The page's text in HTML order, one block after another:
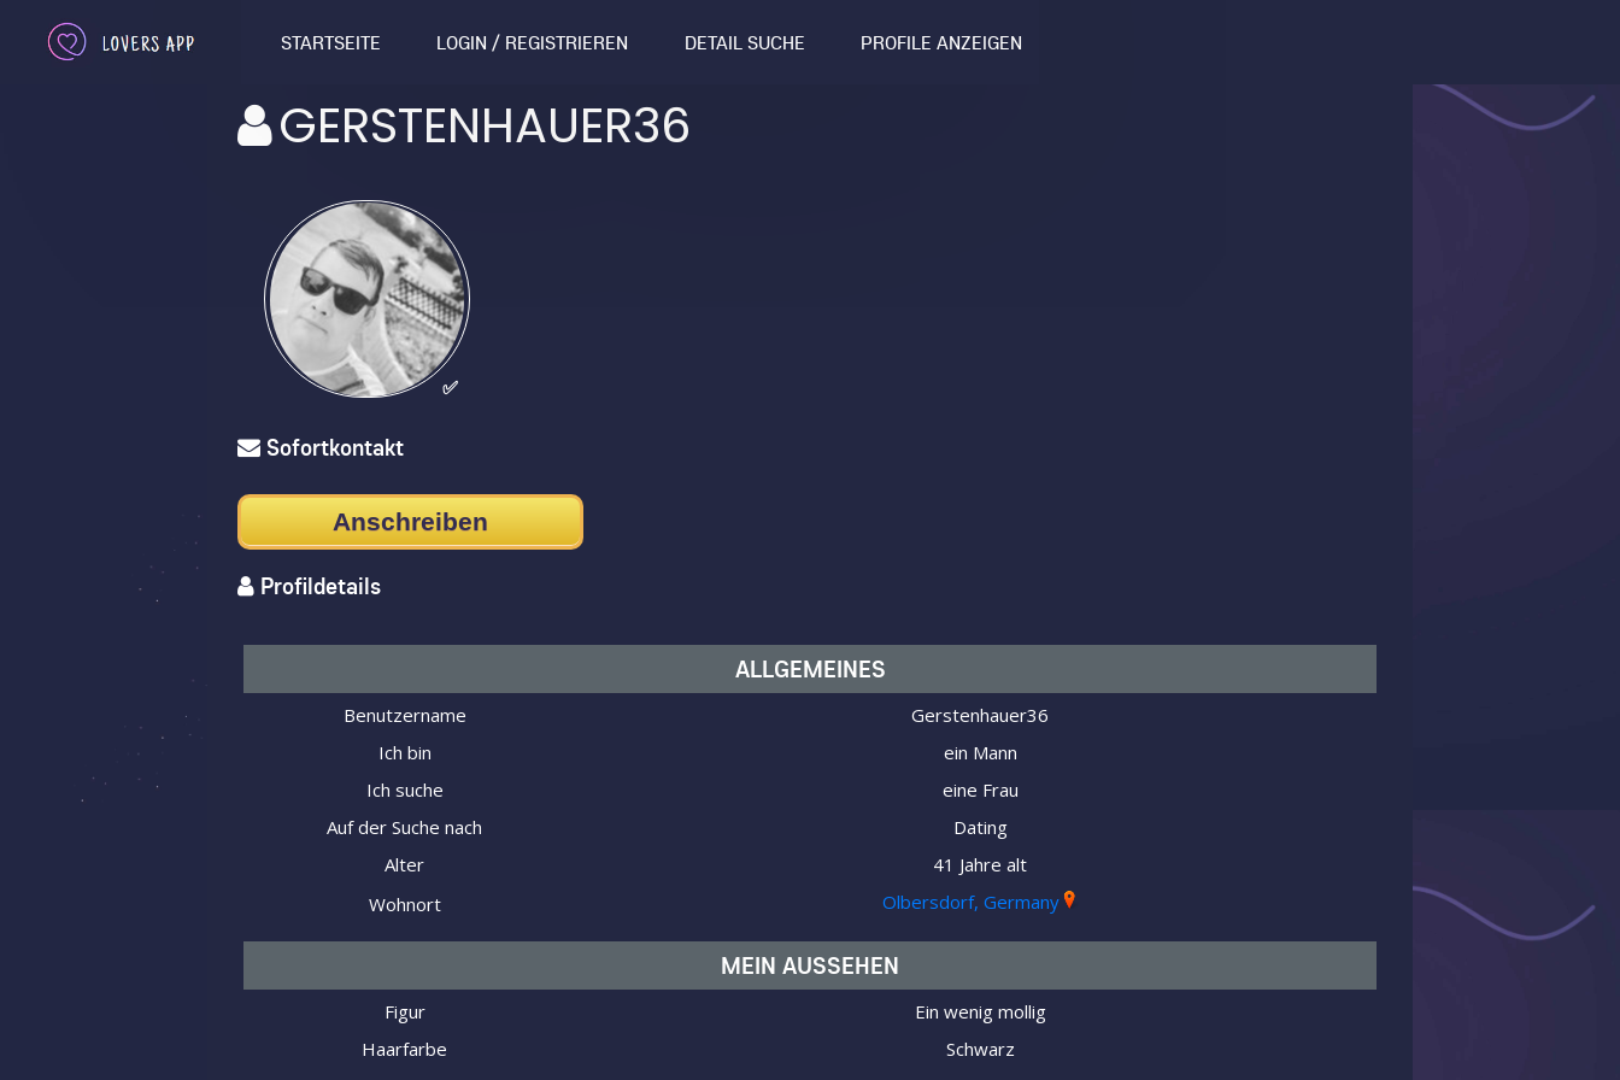
STARTSEITE LOGIN / REGISTRIEREN DETAIL SUCHE PROFILE ANZEIGEN
GERSTENHAUER36
✅
Sofortkontakt
Anschreiben
Profildetails
ALLGEMEINES
Benutzername
Gerstenhauer36
Ich bin
ein Mann
Ich suche
eine Frau
Auf der Suche nach
Dating
Alter
41 Jahre alt
Wohnort
Olbersdorf, Germany
MEIN AUSSEHEN
Figur
Ein wenig mollig
Haarfarbe
Schwarz